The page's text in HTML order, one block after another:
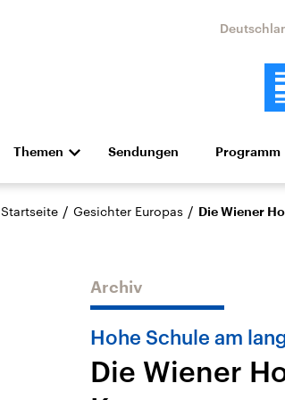
Themen
Die Nachrichten Politik
Hörspiel und Feature Musik
Landtagswahl Sachsen-
USA
Sendungen Programm
Startseite / Gesichter Europas / Die Wiener
Archiv
Hohe Schule am
Die Wiener